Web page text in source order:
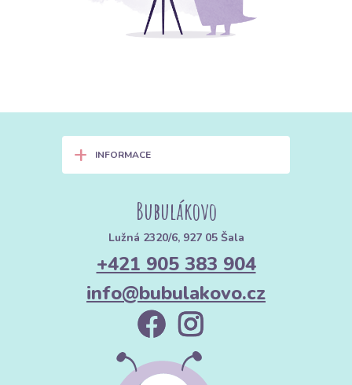
+ INFORMACE
Bubulákovo
Lužná 2320/6, 927 05 Šala
+421 905 383 904
info@bubulakovo.cz